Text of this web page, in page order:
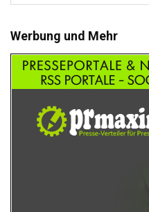
Werbung und Mehr